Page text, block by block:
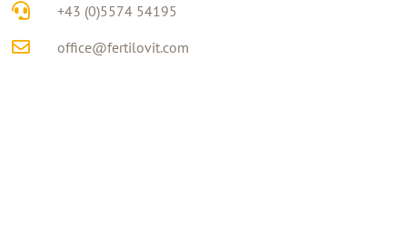
+43 (0)5574 54195
office@fertilovit.com